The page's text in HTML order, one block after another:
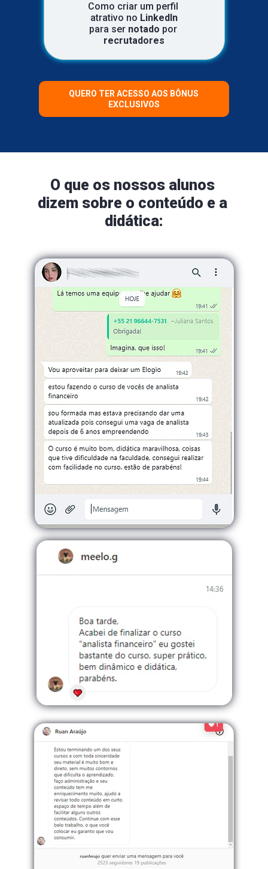
Como criar um perfil
atrativo no LinkedIn
para ser notado
por
recrutadores
QUERO TER ACESSO AOS BÔNUS
EXCLUSIVOS
O que os nossos alunos
dizem sobre o conteúdo e a
didática: